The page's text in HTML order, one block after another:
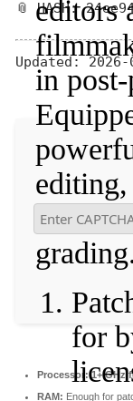
📎 HASH:
Updated: 2026-
Processor:1+ GHz
RAM: Enough for
editors
in
for